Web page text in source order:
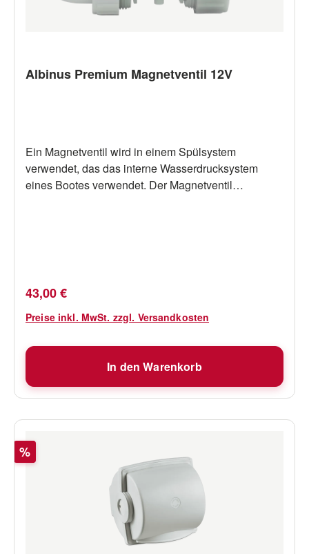
Albinus Premium Magnetventil 12V
Ein Magnetventil wird in einem Spülsystem
verwendet, das das interne Wasserdrucksystem
eines Bootes verwendet. Der Magnetventil
Regulärer Preis:
43,00 €
Preise inkl. MwSt. zzgl. Versandkosten
In den Warenkorb
Rabatt
%